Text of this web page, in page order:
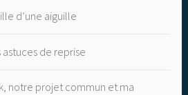
d’une aiguille
astuces de reprise
notre projet commun et ma